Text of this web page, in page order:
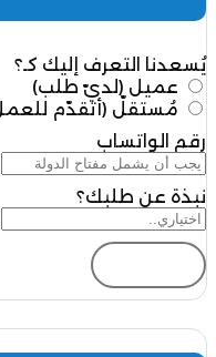
يُسعدنا التعرف إليك كـ؟
عميل (لديّ طلب)
مُستقلّ (أتقدّم
رقم الواتساب
نبذة عن طلبك؟